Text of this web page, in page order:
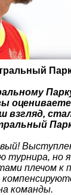
взгляд,
турнира, но
плечом к
команды.